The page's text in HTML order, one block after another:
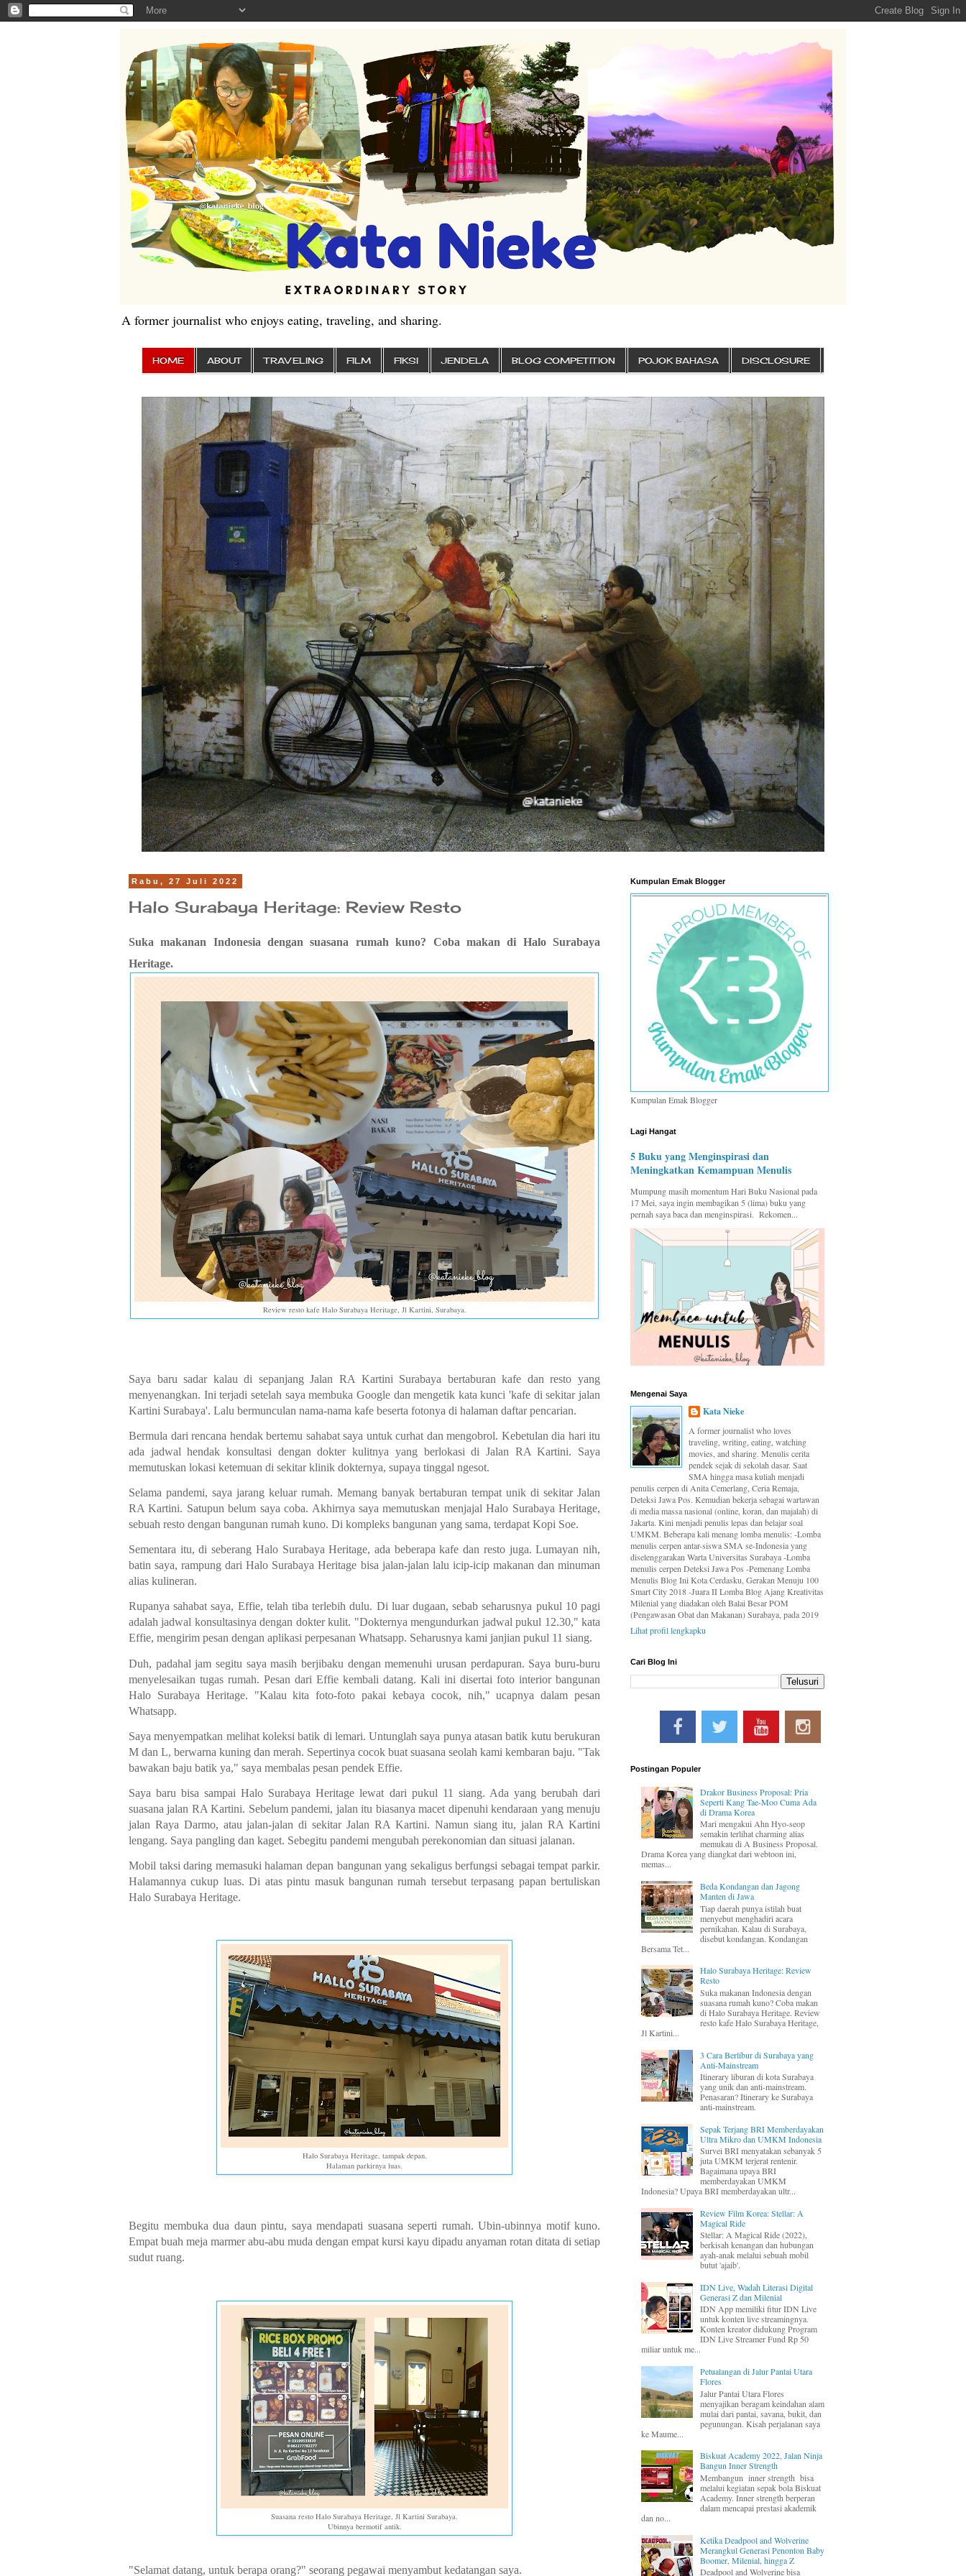
A former journalist who enjoys eating, traveling, and sharing.
HOME ABOUT TRAVELING FILM FIKSI JENDELA BLOG COMPETITION POJOK BAHASA DISCLOSURE
Rabu, 27 Juli 2022
Halo Surabaya Heritage: Review Resto
Suka makanan Indonesia dengan suasana rumah kuno? Coba makan di Halo Surabaya
Heritage.
Review resto kafe Halo Surabaya Heritage, Jl Kartini, Surabaya.
Saya baru sadar kalau di sepanjang Jalan RA Kartini Surabaya bertaburan kafe dan resto yang
menyenangkan. Ini terjadi setelah saya membuka Google dan mengetik kata kunci 'kafe di sekitar jalan
Kartini Surabaya'. Lalu bermunculan nama-nama kafe beserta fotonya di halaman daftar pencarian.
Bermula dari rencana hendak bertemu sahabat saya untuk curhat dan mengobrol. Kebetulan dia hari itu
ada jadwal hendak konsultasi dengan dokter kulitnya yang berlokasi di Jalan RA Kartini. Saya
memutuskan lokasi ketemuan di sekitar klinik dokternya, supaya tinggal ngesot.
Selama pandemi, saya jarang keluar rumah. Memang banyak bertaburan tempat unik di sekitar Jalan
RA Kartini. Satupun belum saya coba. Akhirnya saya memutuskan menjajal Halo Surabaya Heritage,
sebuah resto dengan bangunan rumah kuno. Di kompleks bangunan yang sama, terdapat Kopi Soe.
Sementara itu, di seberang Halo Surabaya Heritage, ada beberapa kafe dan resto juga. Lumayan nih,
batin saya, rampung dari Halo Surabaya Heritage bisa jalan-jalan lalu icip-icip makanan dan minuman
alias kulineran.
Rupanya sahabat saya, Effie, telah tiba terlebih dulu. Di luar dugaan, sebab seharusnya pukul 10 pagi
adalah jadwal konsultasinya dengan dokter kulit. "Dokternya mengundurkan jadwal pukul 12.30," kata
Effie, mengirim pesan dengan aplikasi perpesanan Whatsapp. Seharusnya kami janjian pukul 11 siang.
Duh, padahal jam segitu saya masih berjibaku dengan memenuhi urusan perdapuran. Saya buru-buru
menyelesaikan tugas rumah. Pesan dari Effie kembali datang. Kali ini disertai foto interior bangunan
Halo Surabaya Heritage. "Kalau kita foto-foto pakai kebaya cocok, nih," ucapnya dalam pesan
Whatsapp.
Saya menyempatkan melihat koleksi batik di lemari. Untunglah saya punya atasan batik kutu berukuran
M dan L, berwarna kuning dan merah. Sepertinya cocok buat suasana seolah kami kembaran baju. "Tak
bawakan baju batik ya," saya membalas pesan pendek Effie.
Saya baru bisa sampai Halo Surabaya Heritage lewat dari pukul 11 siang. Ada yang berubah dari
suasana jalan RA Kartini. Sebelum pandemi, jalan itu biasanya macet dipenuhi kendaraan yang menuju
jalan Raya Darmo, atau jalan-jalan di sekitar Jalan RA Kartini. Namun siang itu, jalan RA Kartini
lengang. Saya pangling dan kaget. Sebegitu pandemi mengubah perekonomian dan situasi jalanan.
Mobil taksi daring memasuki halaman depan bangunan yang sekaligus berfungsi sebagai tempat parkir.
Halamannya cukup luas. Di atas pintu masuk bangunan rumah tersebut terpasang papan bertuliskan
Halo Surabaya Heritage.
Halo Surabaya Heritage, tampak depan.
Halaman parkirnya luas.
Begitu membuka dua daun pintu, saya mendapati suasana seperti rumah. Ubin-ubinnya motif kuno.
Empat buah meja marmer abu-abu muda dengan empat kursi kayu dipadu anyaman rotan ditata di setiap
sudut ruang.
Suasana resto Halo Surabaya Heritage, Jl Kartini Surabaya.
Ubinnya bermotif antik.
"Selamat datang, untuk berapa orang?" seorang pegawai menyambut kedatangan saya.
Kumpulan Emak Blogger
Kumpulan Emak Blogger
Lagi Hangat
5 Buku yang Menginspirasi dan
Meningkatkan Kemampuan Menulis
Mumpung masih momentum Hari Buku Nasional pada
17 Mei, saya ingin membagikan 5 (lima) buku yang
pernah saya baca dan menginspirasi. Rekomen...
Mengenai Saya
Kata Nieke
A former journalist who loves
traveling, writing, eating, watching
movies, and sharing. Menulis cerita
pendek sejak di sekolah dasar. Saat
SMA hingga masa kuliah menjadi
penulis cerpen di Anita Cemerlang, Ceria Remaja,
Deteksi Jawa Pos. Kemudian bekerja sebagai wartawan
di media massa nasional (online, koran, dan majalah) di
Jakarta. Kini menjadi penulis lepas dan belajar soal
UMKM. Beberapa kali menang lomba menulis: -Lomba
menulis cerpen antar-siswa SMA se-Indonesia yang
diselenggarakan Warta Universitas Surabaya -Lomba
menulis cerpen Deteksi Jawa Pos -Pemenang Lomba
Menulis Blog Ini Kota Cerdasku, Gerakan Menuju 100
Smart City 2018 -Juara II Lomba Blog Ajang Kreativitas
Milenial yang diadakan oleh Balai Besar POM
(Pengawasan Obat dan Makanan) Surabaya, pada 2019
Lihat profil lengkapku
Cari Blog Ini
Postingan Populer
Drakor Business Proposal: Pria
Seperti Kang Tae-Moo Cuma Ada
di Drama Korea
Mari mengakui Ahn Hyo-seop
semakin terlihat charming alias
memukau di A Business Proposal.
Drama Korea yang diangkat dari webtoon ini,
memas...
Beda Kondangan dan Jagong
Manten di Jawa
Tiap daerah punya istilah buat
menyebut menghadiri acara
pernikahan. Kalau di Surabaya,
disebut kondangan. Kondangan
Bersama Tet...
Halo Surabaya Heritage: Review
Resto
Suka makanan Indonesia dengan
suasana rumah kuno? Coba makan
di Halo Surabaya Heritage. Review
resto kafe Halo Surabaya Heritage,
Jl Kartini...
3 Cara Berlibur di Surabaya yang
Anti-Mainstream
Itinerary liburan di kota Surabaya
yang unik dan anti-mainstream.
Penasaran? Itinerary ke Surabaya
anti-mainstream.
Sepak Terjang BRI Memberdayakan
Ultra Mikro dan UMKM Indonesia
Survei BRI menyatakan sebanyak 5
juta UMKM terjerat rentenir.
Bagaimana upaya BRI
memberdayakan UMKM
Indonesia? Upaya BRI memberdayakan ultr...
Review Film Korea: Stellar: A
Magical Ride
Stellar: A Magical Ride (2022),
berkisah kenangan dan hubungan
ayah-anak melalui sebuah mobil
butut 'ajaib'.
IDN Live, Wadah Literasi Digital
Generasi Z dan Milenial
IDN App memiliki fitur IDN Live
untuk konten live streamingnya.
Konten kreator didukung Program
IDN Live Streamer Fund Rp 50
miliar untuk me...
Petualangan di Jalur Pantai Utara
Flores
Jalur Pantai Utara Flores
menyajikan beragam keindahan alam
mulai dari pantai, savana, bukit, dan
pegunungan. Kisah perjalanan saya
ke Maume...
Biskuat Academy 2022, Jalan Ninja
Bangun Inner Strength
Membangun inner strength bisa
melalui kegiatan sepak bola Biskuat
Academy. Inner strength berperan
dalam mencapai prestasi akademik
dan no...
Ketika Deadpool and Wolverine
Merangkul Generasi Penonton Baby
Boomer, Milenial, hingga Z
Deadpool and Wolverine bisa